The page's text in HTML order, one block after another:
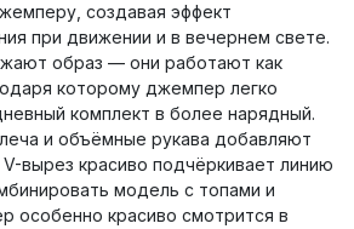
создавая эффект
при движении и в вечернем свете.
образ — они работают как
которому джемпер легко
комплект в более нарядный.
и объёмные рукава добавляют
вырез красиво подчёркивает линию
модель с топами и
особенно красиво смотрится в